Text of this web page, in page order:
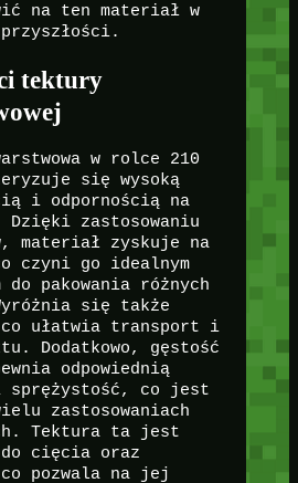
na ten materiał w
tektury
w rolce 210
się wysoką
i odpornością na
Dzięki zastosowaniu
materiał zyskuje na
czyni go idealnym
do pakowania różnych
się także
co ułatwia transport i
Dodatkowo, gęstość
odpowiednią
co jest
zastosowaniach
Tektura ta jest
cięcia oraz
pozwala na jej